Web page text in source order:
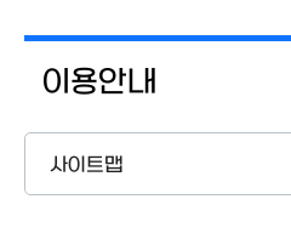
이용안내
사이트맵